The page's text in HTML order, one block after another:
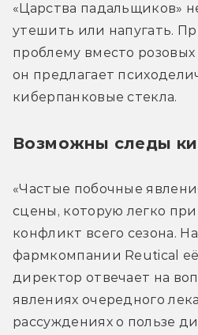
«Царства падальщиков»
утешить или напугать.
проблему вместо
он предлагает
киберпанковые стекла.
Возможны следы
«Частые побочные
сцены, которую легко
конфликт всего сезона.
фармкомпании Reutical
директор отвечает на
явлениях очередного
рассуждениях о пользе